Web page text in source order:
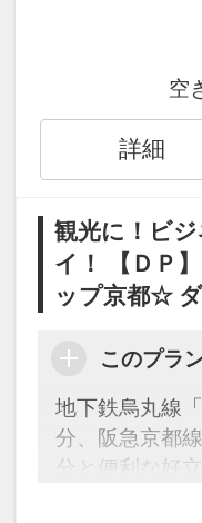
の項目で
み下さい。
設定期間：
30日
インターネッ
17510253
空
詳細
観光に！ビ
イ！ 【ＤＰ
ップ京都☆
このプラ
地下鉄烏丸線
分、阪急京都
分と便利な好